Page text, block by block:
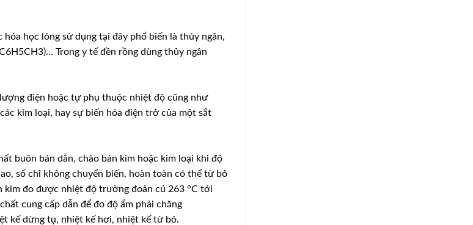
học lỏng sử dụng tại đây phổ biến là thủy ngân,
Trong y tế đền rồng dùng thủy ngân
điện hoặc tự phụ thuộc nhiệt độ cũng như
kim loại, hay sự biến hóa điện trở của một sắt
buôn bán dẫn, chào bán kim hoặc kim loại khi độ
số chỉ không chuyển biến, hoàn toàn có thể từ bỏ
kim đo được nhiệt độ trường đoản cú 263 °C tới
cung cấp dẫn để đo độ ẩm phải chăng
kế dừng tụ, nhiệt kế hơi, nhiệt kế từ bỏ.